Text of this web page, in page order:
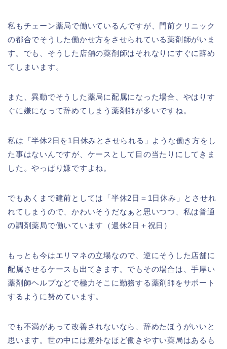
私もチェーン薬局で働いているんですが、門前クリニック
の都合でそうした働かせ方をさせられている薬剤師がいま
す。でも、そうした店舗の薬剤師はそれなりにすぐに辞め
てしまいます。
また、異動でそうした薬局に配属になった場合、やはりす
ぐに嫌になって辞めてしまう薬剤師が多いですね。
私は「半休2日を1日休みとさせられる」ような働き方をし
た事はないんですが、ケースとして目の当たりにしてきま
した。やっぱり嫌ですよね。
でもあくまで建前としては「半休2日＝1日休み」とさせれ
れてしまうので、かわいそうだなぁと思いつつ、私は普通
の調剤薬局で働いています（週休2日＋祝日）
もっとも今はエリマネの立場なので、逆にそうした店舗に
配属させるケースも出てきます。でもその場合は、手厚い
薬剤師ヘルプなどで極力そこに勤務する薬剤師をサポート
するように努めています。
でも不満があって改善されないなら、辞めたほうがいいと
思います。世の中には意外なほど働きやすい薬局はあるも